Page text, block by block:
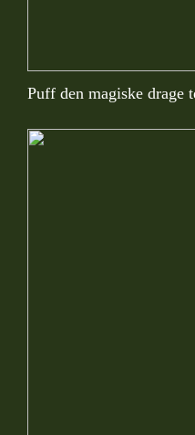
Puff den magiske drage